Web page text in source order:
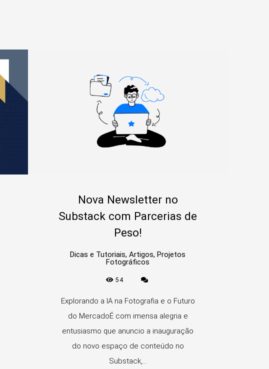
Nova Newsletter no
Substack com Parcerias de
Peso!
Dicas e Tutoriais, Artigos, Projetos
Fotográficos
54
Explorando a IA na Fotografia e o Futuro
do MercadoÉ com imensa alegria e
entusiasmo que anuncio a inauguração
do novo espaço de conteúdo no
Substack,...